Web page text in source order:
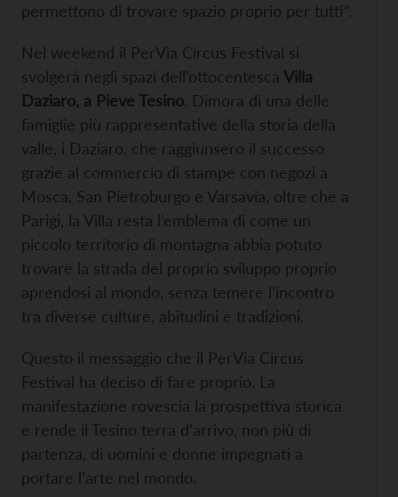
permettono di trovare spazio proprio per tutti”.
Nel weekend il PerVia Circus Festival si
svolgerà negli spazi dell’ottocentesca Villa
Daziaro, a Pieve Tesino. Dimora di una delle
famiglie più rappresentative della storia della
valle, i Daziaro, che raggiunsero il successo
grazie al commercio di stampe con negozi a
Mosca, San Pietroburgo e Varsavia, oltre che a
Parigi, la Villa resta l’emblema di come un
piccolo territorio di montagna abbia potuto
trovare la strada del proprio sviluppo proprio
aprendosi al mondo, senza temere l’incontro
tra diverse culture, abitudini e tradizioni.
Questo il messaggio che il PerVia Circus
Festival ha deciso di fare proprio. La
manifestazione rovescia la prospettiva storica
e rende il Tesino terra d’arrivo, non più di
partenza, di uomini e donne impegnati a
portare l’arte nel mondo.